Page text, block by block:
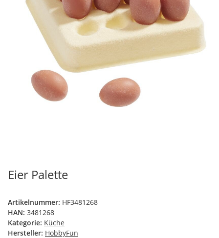
Eier Palette
Artikelnummer: HF3481268
HAN: 3481268
Kategorie: Küche
Hersteller: HobbyFun